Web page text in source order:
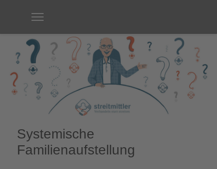
Systemische
Familienaufstellung